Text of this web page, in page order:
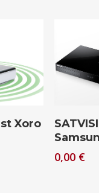
oder ESC zum
Xoro
0,00 €